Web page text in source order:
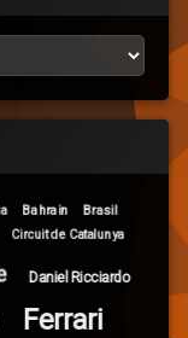
Bahrain
Brasil
Circuit de Catalunya
Daniel Ricciardo
Ferrari